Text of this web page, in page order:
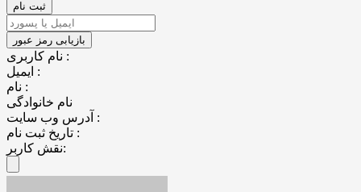
نام کاربری :
ایمیل :
نام :
نام خانوادگی
آدرس وب سایت :
تاریخ ثبت نام :
نقش کاربر: